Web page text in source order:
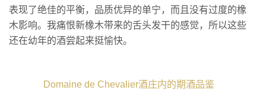
表现了绝佳的平衡，品质优异的单宁，而且没有过度的橡
木影响。我痛恨新橡木带来的舌头发干的感觉，所以这些
还在幼年的酒尝起来挺愉快。
Domaine de Chevalier酒庄内的期酒品鉴